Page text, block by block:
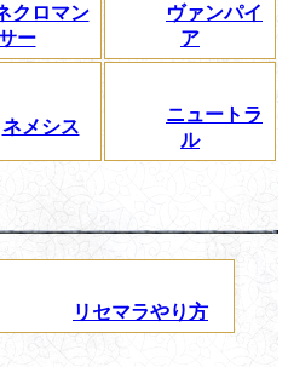
クロマン
ー
ヴァンパイ
ア
ネメシス
ニュートラ
ル
リセマラやり方